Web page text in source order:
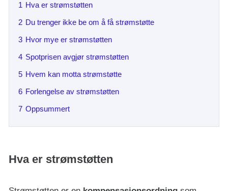
1 Hva er strømstøtten
2 Du trenger ikke be om å få strømstøtte
3 Hvor mye er strømstøtten
4 Spotprisen avgjør strømstøtten
5 Hvem kan motta strømstøtte
6 Forlengelse av strømstøtten
7 Oppsummert
Hva er strømstøtten